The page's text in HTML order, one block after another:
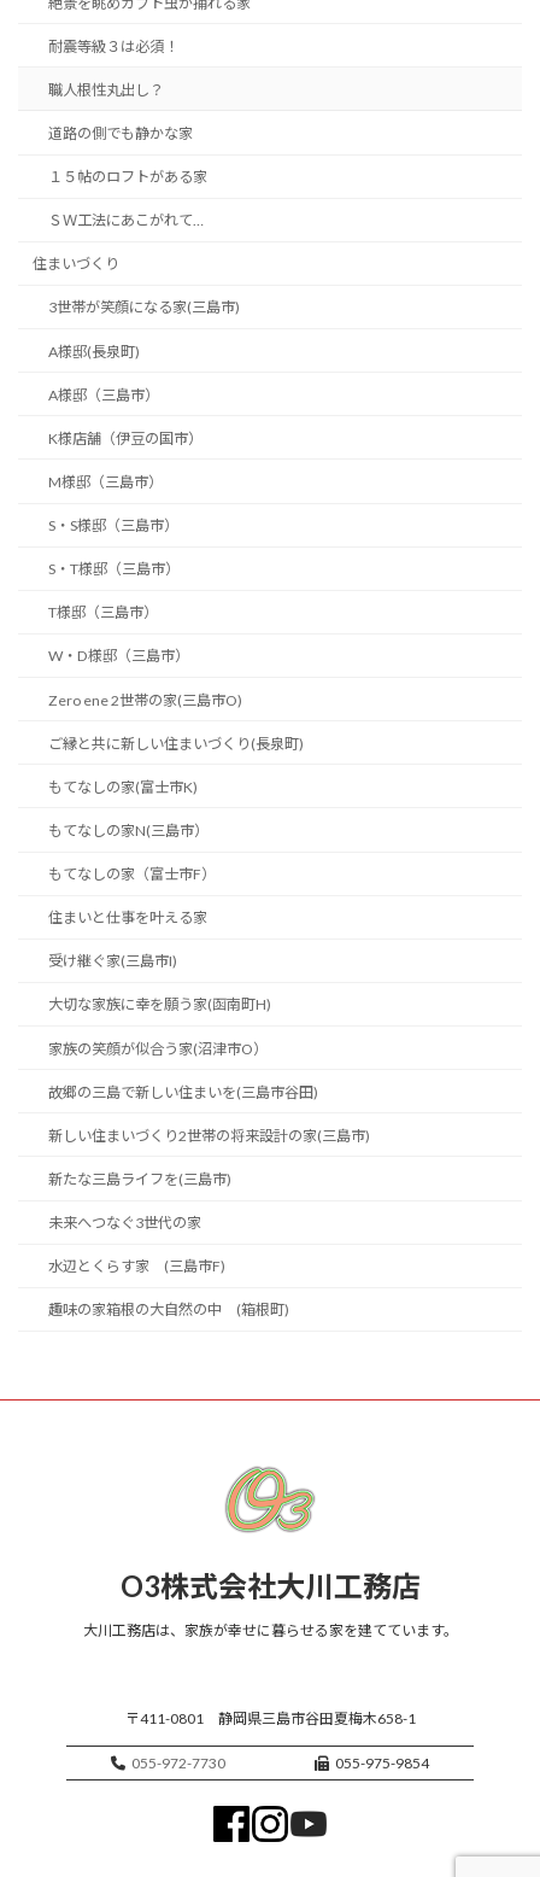
耐震等級３は必須！
職人根性丸出し？
道路の側でも静かな家
１５帖のロフトがある家
ＳＷ工法にあこがれて…
住まいづくり
3世帯が笑顔になる家(三島市)
A様邸(長泉町)
A様邸（三島市）
K様店舗（伊豆の国市）
M様邸（三島市）
S・S様邸（三島市）
S・T様邸（三島市）
T様邸（三島市）
W・D様邸（三島市）
Zero ene 2世帯の家(三島市O)
ご縁と共に新しい住まいづくり(長泉町)
もてなしの家(富士市K)
もてなしの家N(三島市）
もてなしの家（富士市F）
住まいと仕事を叶える家
受け継ぐ家(三島市I)
大切な家族に幸を願う家(函南町H)
家族の笑顔が似合う家(沼津市O）
故郷の三島で新しい住まいを(三島市谷田)
新しい住まいづくり2世帯の将来設計の家(三島市)
新たな三島ライフを(三島市)
未来へつなぐ3世代の家
水辺とくらす家 (三島市F)
趣味の家箱根の大自然の中 (箱根町)
O3株式会社大川工務店
大川工務店は、家族が幸せに暮らせる家を建てています。
〒411-0801 静岡県三島市谷田夏梅木658-1
055-972-7730 055-975-9854